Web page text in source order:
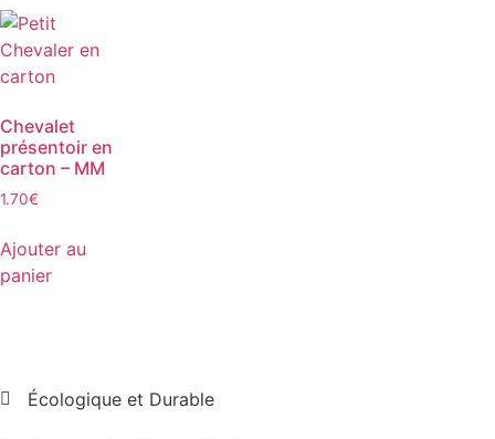
Chevalet
présentoir en
carton – MM
1.70€
Ajouter au
panier
Écologique et Durable